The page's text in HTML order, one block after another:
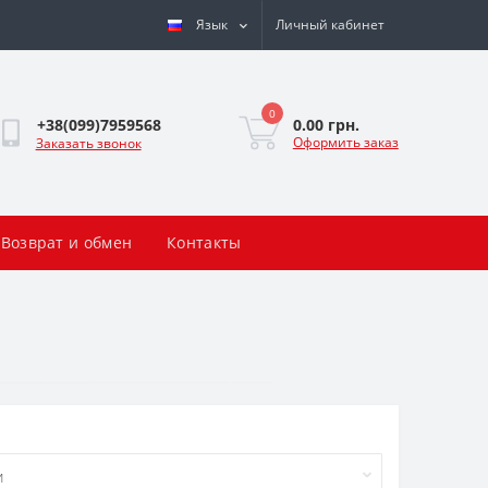
Язык Личный кабинет
+38(099)7959568
Заказать звонок
0
0.00 грн.
Оформить заказ
Возврат и обмен Контакты